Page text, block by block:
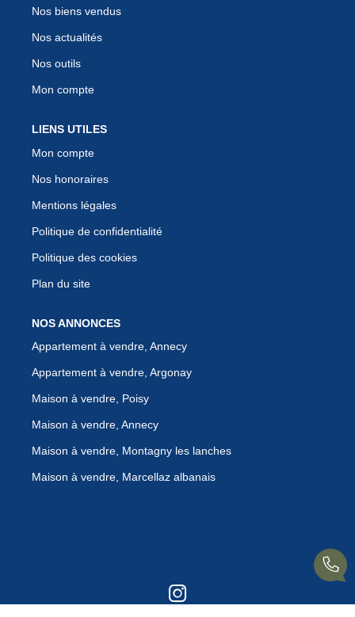
Nos biens vendus
Nos actualités
Nos outils
Mon compte
LIENS UTILES
Mon compte
Nos honoraires
Mentions légales
Politique de confidentialité
Politique des cookies
Plan du site
NOS ANNONCES
Appartement à vendre, Annecy
Appartement à vendre, Argonay
Maison à vendre, Poisy
Maison à vendre, Annecy
Maison à vendre, Montagny les lanches
Maison à vendre, Marcellaz albanais